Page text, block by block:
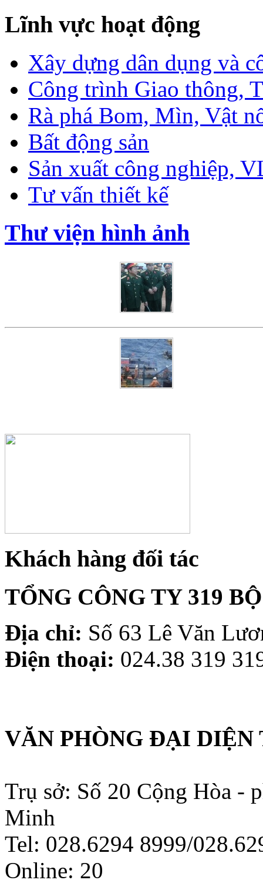
Lĩnh vực hoạt động
Xây dựng dân dụng và
Công trình Giao thông,
Rà phá Bom, Mìn, Vật
Bất động sản
Sản xuất công nghiệp,
Tư vấn thiết kế
Thư viện hình ảnh
Khách hàng đối tác
TỔNG CÔNG TY 319
Địa chỉ: Số 63 Lê Văn
Điện thoại: 024.38 319
VĂN PHÒNG ĐẠI
Trụ sở: Số 20 Cộng Hòa -
Minh
Tel: 028.6294 8999/
Online: 20